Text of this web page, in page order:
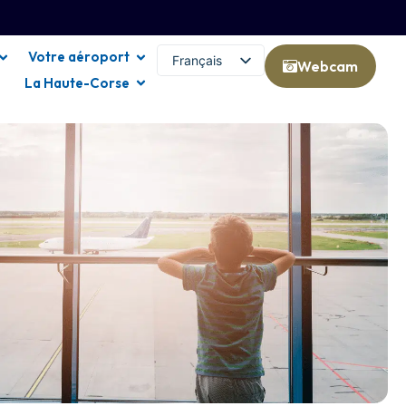
Votre aéroport
La Haute-Corse
Français
Webcam